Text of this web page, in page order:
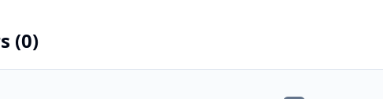
(0)